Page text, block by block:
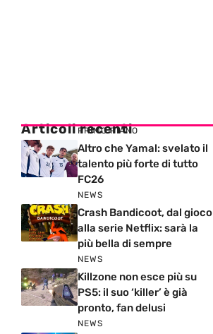
Articoli recenti
PRIMO PIANO
Altro che Yamal: svelato il
talento più forte di tutto
FC26
NEWS
Crash Bandicoot, dal gioco
alla serie Netflix: sarà la
più bella di sempre
NEWS
Killzone non esce più su
PS5: il suo ‘killer’ è già
pronto, fan delusi
NEWS